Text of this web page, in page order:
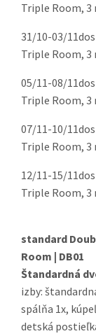
Triple Room, 3
31/10-03/11
Triple Room, 3
05/11-08/11
Triple Room, 3
07/11-10/11
Triple Room, 3
12/11-15/11
Triple Room, 3
standard
Room | DB01
Štandardná
izby:
spálňa 1x,
detská